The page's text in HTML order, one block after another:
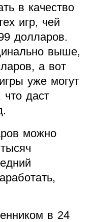
в качество
игр, чей
долларов.
выше,
а вот
уже могут
что даст
можно
в 24